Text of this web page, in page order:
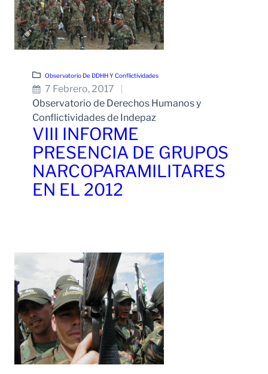
Observatorio De DDHH Y Conflictividades
7 Febrero, 2017
Observatorio de Derechos Humanos y
Conflictividades de Indepaz
VIII INFORME
PRESENCIA DE GRUPOS
NARCOPARAMILITARES
EN EL 2012